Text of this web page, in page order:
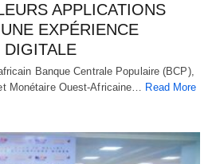
APPLICATIONS
EXPÉRIENCE
DIGITALE
Banque Centrale Populaire (BCP),
Monétaire Ouest-Africaine… Read More